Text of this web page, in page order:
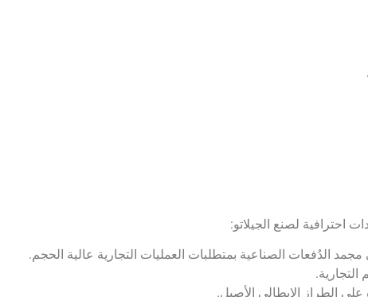
احترافية لصنع الجيلاتو:
الدُفعات الصناعية بمتطلبات العمليات التجارية عالية الحجم.
الطراز الإيطالي الأصيل.